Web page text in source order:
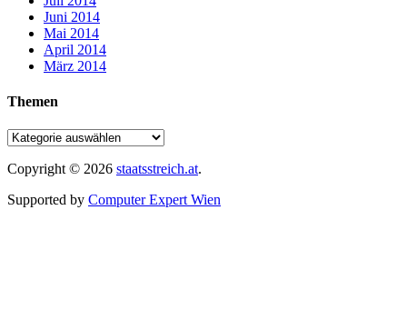
Juni 2014
Mai 2014
April 2014
März 2014
Themen
Copyright © 2026 staatsstreich.at.
Supported by Computer Expert Wien